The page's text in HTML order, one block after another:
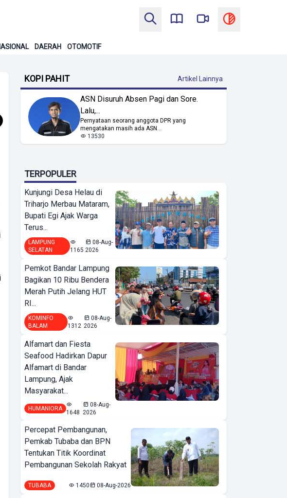
DAERAH OTOMOTIF
KOPI PAHIT Artikel Lainnya
ASN Disuruh Absen Pagi dan Sore.
Lalu,...
Pernyataan seorang anggota DPR yang
mengatakan masih ada ASN...
13530
TERPOPULER
Kunjungi Desa Helau di
Triharjo Merbau Mataram,
Bupati Egi Ajak Warga
Terus...
LAMPUNG
SELATAN
1165
08-Aug-
2026
Pemkot Bandar Lampung
Bagikan 10 Ribu Bendera
Merah Putih Jelang HUT
RI...
KOMINFO
BALAM
1312
08-Aug-
2026
Alfamart dan Fiesta
Seafood Hadirkan Dapur
Alfamart di Bandar
Lampung, Ajak
Masyarakat...
HUMANIORA
1648
08-Aug-
2026
Percepat Pembangunan,
Pemkab Tubaba dan BPN
Tentukan Titik Koordinat
Pembangunan Sekolah Rakyat
TUBABA 1450 08-Aug-2026